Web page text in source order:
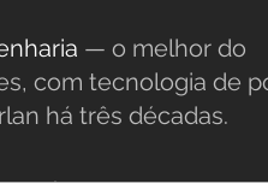
— o melhor do
com tecnologia de
há três décadas.